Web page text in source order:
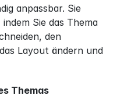
anpassbar. Sie
Sie das Thema
den
Layout ändern und
Themas